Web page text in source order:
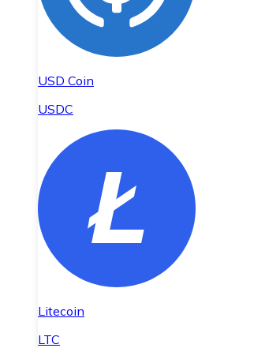
USD Coin
USDC
Litecoin
LTC